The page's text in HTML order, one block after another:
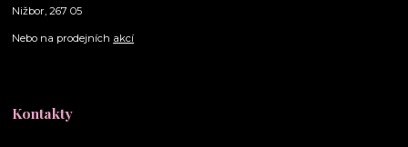
Nižbor, 267 05
Nebo na prodejních akcí
Kontakty